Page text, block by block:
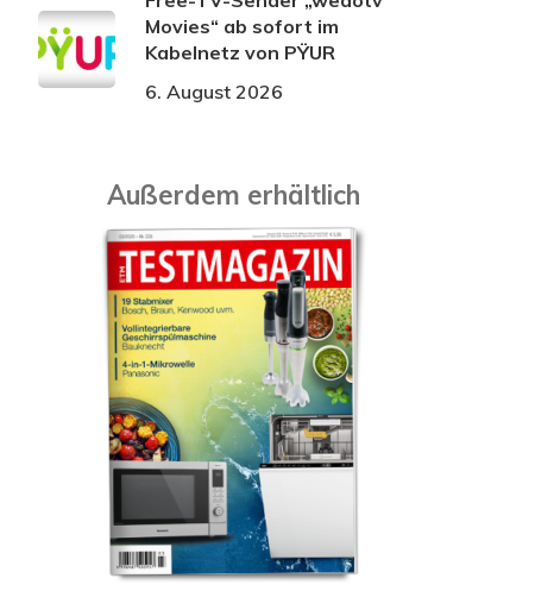
Movies“ ab sofort im
Kabelnetz von PŸUR
6. August 2026
Außerdem erhältlich